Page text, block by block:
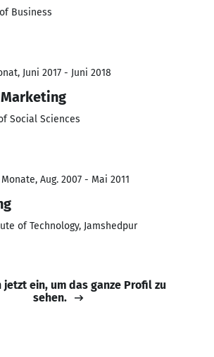
Business
Juni 2017 - Juni 2018
Social Sciences
Aug. 2007 - Mai 2011
of Technology, Jamshedpur
jetzt ein, um das ganze Profil zu
sehen.